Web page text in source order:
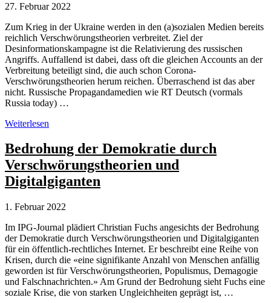
27. Februar 2022
Zum Krieg in der Ukraine werden in den (a)sozialen Medien bereits
reichlich Verschwörungstheorien verbreitet. Ziel der
Desinformationskampagne ist die Relativierung des russischen
Angriffs. Auffallend ist dabei, dass oft die gleichen Accounts an der
Verbreitung beteiligt sind, die auch schon Corona-
Verschwörungstheorien herum reichen. Überraschend ist das aber
nicht. Russische Propagandamedien wie RT Deutsch (vormals
Russia today) …
Verschwörungstheorien
Krieg
in
der
Ukraine
Weiterlesen
Bedrohung der Demokratie durch
Verschwörungstheorien und
Digitalgiganten
1. Februar 2022
Im IPG-Journal plädiert Christian Fuchs angesichts der Bedrohung
der Demokratie durch Verschwörungstheorien und Digitalgiganten
für ein öffentlich-rechtliches Internet. Er beschreibt eine Reihe von
Krisen, durch die «eine signifikante Anzahl von Menschen anfällig
geworden ist für Verschwörungstheorien, Populismus, Demagogie
und Falschnachrichten.» Am Grund der Bedrohung sieht Fuchs eine
soziale Krise, die von starken Ungleichheiten geprägt ist, …